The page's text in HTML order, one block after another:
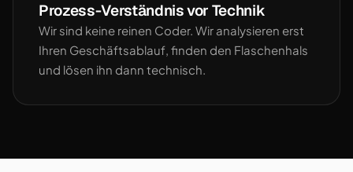
Prozess-Verständnis vor Technik
Wir sind keine reinen Coder. Wir analysieren erst
Ihren Geschäftsablauf, finden den Flaschenhals
und lösen ihn dann technisch.